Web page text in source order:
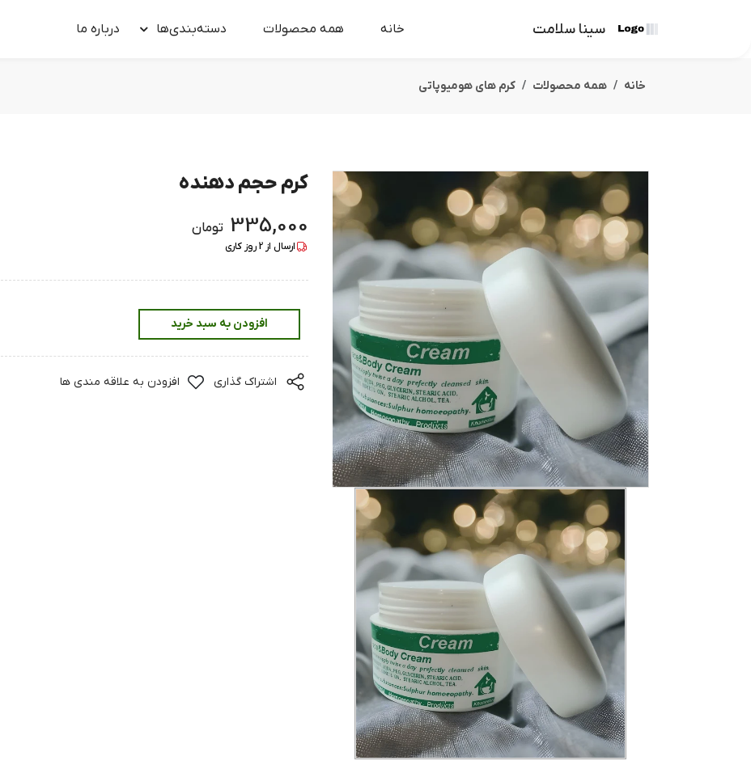
سینا سلامت خانه همه محصولات دسته‌بندی‌ها درباره‌ ما
خانه همه محصولات کرم های هومیوپاتی
کرم حجم دهنده
335,000 تومان
ارسال از 2روز کاری
افزودن به سبد خرید
اشتراک گذاری افزودن به علاقه مندی ها